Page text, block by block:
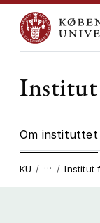
Institut
Om instituttet
KU … Institut